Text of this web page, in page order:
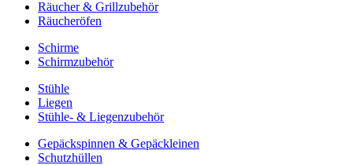
Räucher & Grillzubehör
Räucheröfen
Schirme
Schirmzubehör
Stühle
Liegen
Stühle- & Liegenzubehör
Gepäckspinnen & Gepäckleinen
Schutzhüllen